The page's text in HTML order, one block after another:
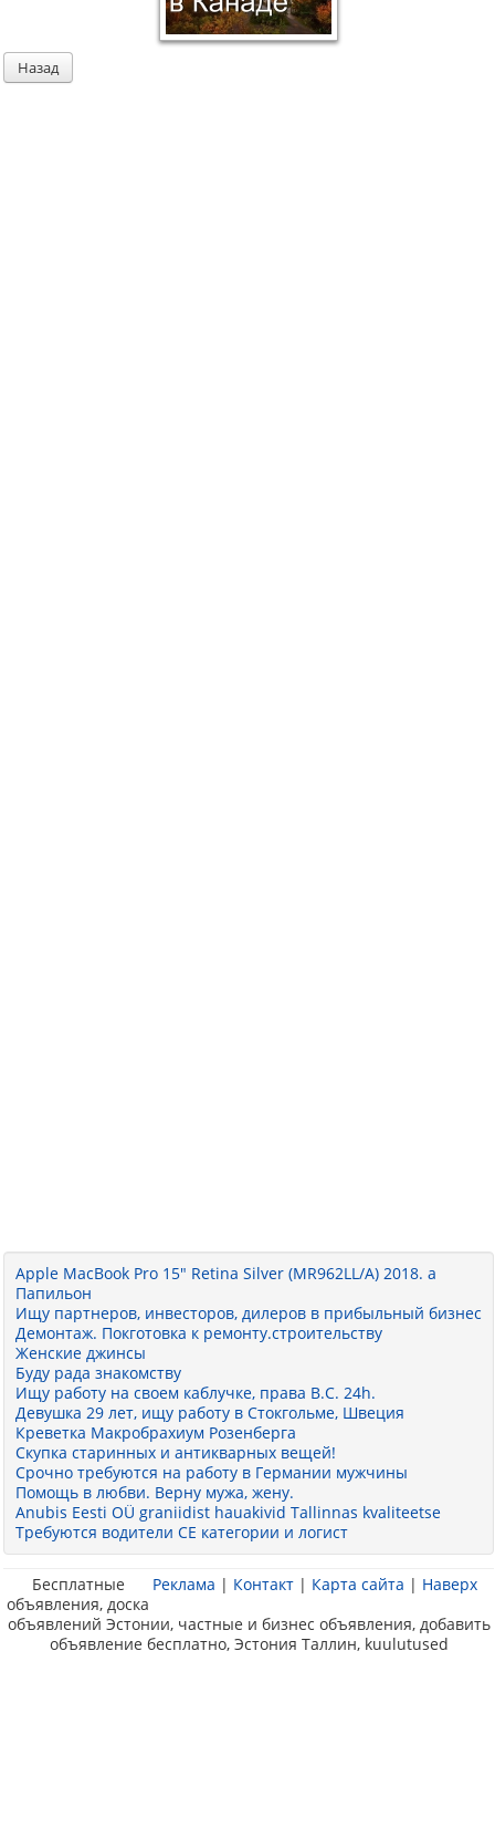
Назад
Apple MacBook Pro 15" Retina Silver (MR962LL/A) 2018. a
Папильон
Ищу партнеров, инвесторов, дилеров в прибыльный бизнес
Демонтаж. Покготовка к ремонту.строительству
Женские джинсы
Буду рада знакомству
Ищу работу на своем каблучке, права В.С. 24h.
Девушка 29 лет, ищу работу в Стокгольме, Швеция
Креветка Макробрахиум Розенберга
Скупка старинных и антикварных вещей!
Срочно требуются на работу в Германии мужчины
Помощь в любви. Верну мужа, жену.
Anubis Eesti OÜ graniidist hauakivid Tallinnas kvaliteetse
Требуются водители СЕ категории и логист
Реклама | Контакт | Карта сайта | Наверх
Бесплатные
объявления, доска
объявлений Эстонии, частные и бизнес объявления, добавить
объявление бесплатно, Эстония Таллин, kuulutused